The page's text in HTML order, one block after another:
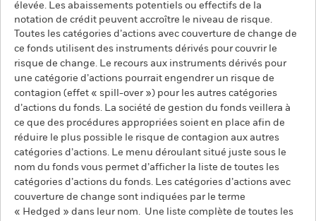
élevée. Les abaissements potentiels ou effectifs de la
notation de crédit peuvent accroître le niveau de risque.
Toutes les catégories d’actions avec couverture de change de
ce fonds utilisent des instruments dérivés pour couvrir le
risque de change. Le recours aux instruments dérivés pour
une catégorie d’actions pourrait engendrer un risque de
contagion (effet « spill-over ») pour les autres catégories
d’actions du fonds. La société de gestion du fonds veillera à
ce que des procédures appropriées soient en place afin de
réduire le plus possible le risque de contagion aux autres
catégories d’actions. Le menu déroulant situé juste sous le
nom du fonds vous permet d’afficher la liste de toutes les
catégories d’actions du fonds. Les catégories d’actions avec
couverture de change sont indiquées par le terme
« Hedged » dans leur nom. Une liste complète de toutes les